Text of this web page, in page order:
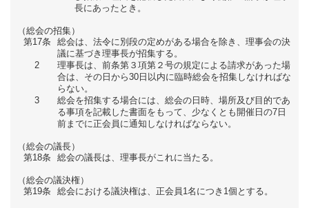
長にあったとき。
（総会の招集）
第17条
総会は、法令に別段の定めがある場合を除き、理事会の決
議に基づき理事長が招集する。
2
理事長は、前条第３項第２号の規定による請求があった場
合は、その日から30日以内に臨時総会を招集しなければな
らない。
3
総会を招集する場合には、総会の日時、場所及び目的であ
る事項を記載した書面をもって、少なくとも開催日の7日
前までに正会員に通知しなければならない。
（総会の議長）
第18条
総会の議長は、理事長がこれに当たる。
（総会の議決権）
第19条
総会における議決権は、正会員1名につき1個とする。